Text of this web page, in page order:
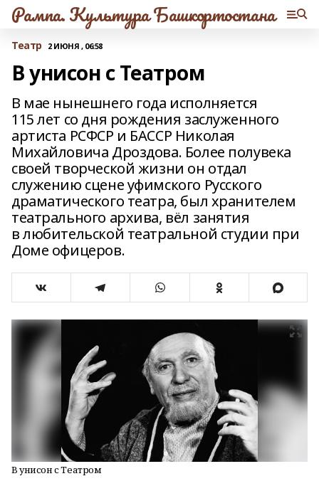
Рампа. Культура Башкортостана
Театр 2 ИЮНЯ , 06:58
В унисон с Театром
В мае нынешнего года исполняется
115 лет со дня рождения заслуженного
артиста РСФСР и БАССР Николая
Михайловича Дроздова. Более полувека
своей творческой жизни он отдал
служению сцене уфимского Русского
драматического театра, был хранителем
театрального архива, вёл занятия
в любительской театральной студии при
Доме офицеров.
В унисон с Театром